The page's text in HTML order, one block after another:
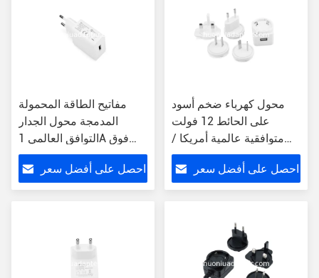
مفاتيح الطاقة المحمولة
المدمجة محول الجدار
التوافق العالمي 1A فوق
التوتر مغلق
احصل على أفضل سعر
محول كهرباء ضخم أسود
على الحائط 12 فولت
متوافقية عالمية أمريكا /
الاتحاد الأوروبي / المملكة
المتحدة / أوف ABS
احصل على أفضل سعر